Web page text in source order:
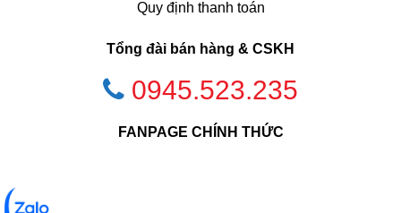
Quy định thanh toán
Tổng đài bán hàng & CSKH
0945.523.235
FANPAGE CHÍNH THỨC